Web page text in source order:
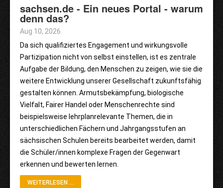
sachsen.de - Ein neues Portal - warum
denn das?
Aug 10, 2026
Da sich qualifiziertes Engagement und wirkungsvolle
Partizipation nicht von selbst einstellen, ist es zentrale
Aufgabe der Bildung, den Menschen zu zeigen, wie sie die
weitere Entwicklung unserer Gesellschaft zukunftsfähig
gestalten können. Armutsbekämpfung, biologische
Vielfalt, Fairer Handel oder Menschenrechte sind
beispielsweise lehrplanrelevante Themen, die in
unterschiedlichen Fächern und Jahrgangsstufen an
sächsischen Schulen bereits bearbeitet werden, damit
die Schüler/innen komplexe Fragen der Gegenwart
erkennen und bewerten lernen.
WEITERLESEN ...